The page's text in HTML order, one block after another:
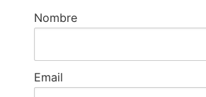
Nombre
Email